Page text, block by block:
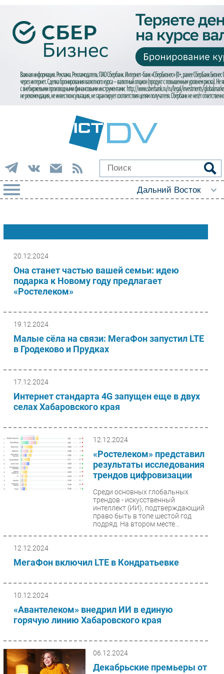
Импорто­замещение
Автоматизация Промышленности
Мобильная связь
Фиксированная связь
Рынок ПК
Маркетинг
Торговые сети
ПО
Outsourcing
Кадры
Финансы
Web
Безопасность
Инновации
CIO/Управление ИТ
РАЗДЕЛЫ
Новости
Аналитика
Интервью
Мероприятия
Проекты
IT класс
Тестовый стенд
Каталог компаний
20.12.2024
Она станет частью вашей семьи: идею
подарка к Новому году предлагает
«Ростелеком»
19.12.2024
Малые сёла на связи: МегаФон запустил LTE
в Гродеково и Прудках
17.12.2024
Интернет стандарта 4G запущен еще в двух
селах Хабаровского края
12.12.2024
«Ростелеком» представил
результаты исследования
трендов цифровизации
Среди основных глобальных
трендов - искусственный
интеллект (ИИ), подтверждающий
право быть в топе шестой год
подряд. На втором месте...
12.12.2024
МегаФон включил LTE в Кондратьевке
10.12.2024
«Авантелеком» внедрил ИИ в единую
горячую линию Хабаровского края
06.12.2024
Декабрьские премьеры от